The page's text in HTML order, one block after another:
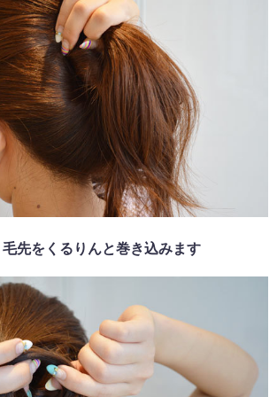
毛先をくるりんと巻き込みます